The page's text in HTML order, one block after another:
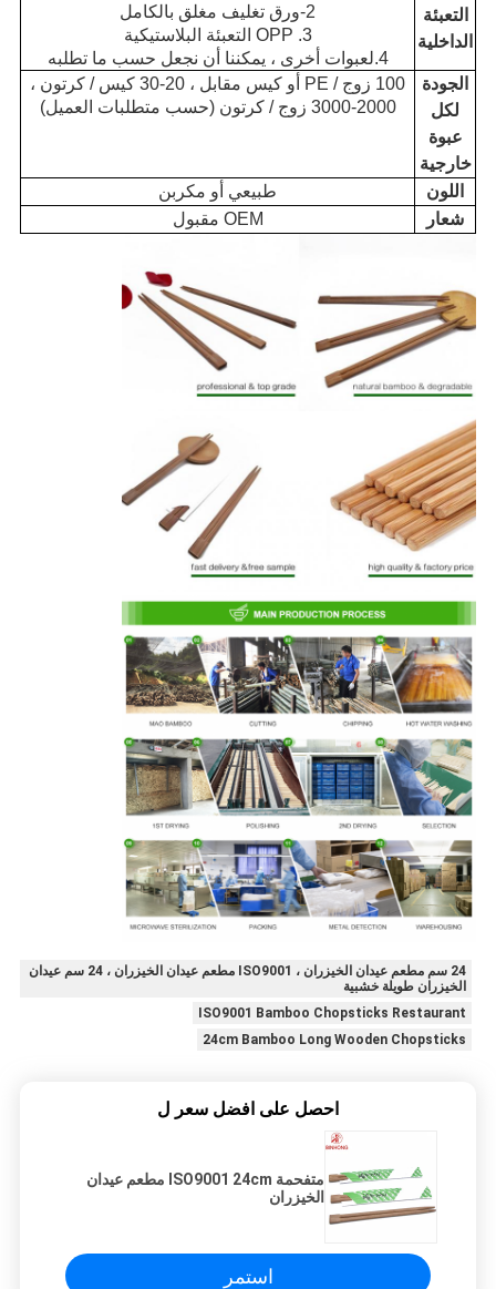
التعبئة
الداخلية
2-ورق تغليف مغلق بالكامل
3. OPP التعبئة البلاستيكية
4.لعبوات أخرى ، يمكننا أن نجعل حسب ما تطلبه
الجودة
لكل
عبوة
خارجية
100 زوج / PE أو كيس مقابل ، 20-30 كيس / كرتون ،
2000-3000 زوج / كرتون (حسب متطلبات العميل)
اللون
طبيعي أو مكربن
شعار
OEM مقبول
24 سم مطعم عيدان الخيزران ، ISO9001 مطعم عيدان الخيزران ، 24 سم عيدان
الخيزران طويلة خشبية
ISO9001 Bamboo Chopsticks Restaurant
24cm Bamboo Long Wooden Chopsticks
احصل على افضل سعر ل
متفحمة ISO9001 24cm مطعم عيدان
الخيزران
استمر